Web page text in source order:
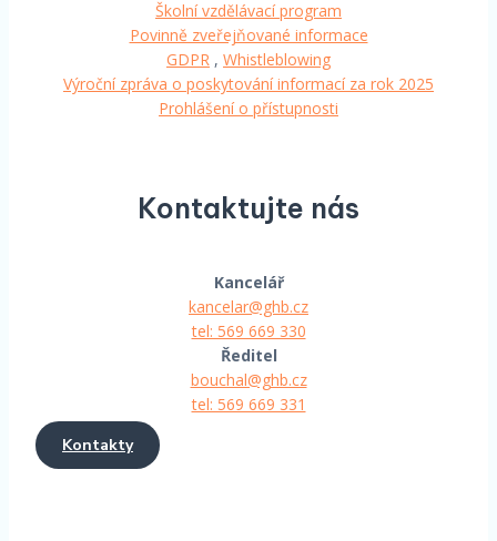
Školní vzdělávací program
Povinně zveřejňované informace
GDPR , Whistleblowing
Výroční zpráva o poskytování informací za rok 2025
Prohlášení o přístupnosti
Kontaktujte nás
Kancelář
kancelar@ghb.cz
tel: 569 669 330
Ředitel
bouchal@ghb.cz
tel: 569 669 331
Kontakty